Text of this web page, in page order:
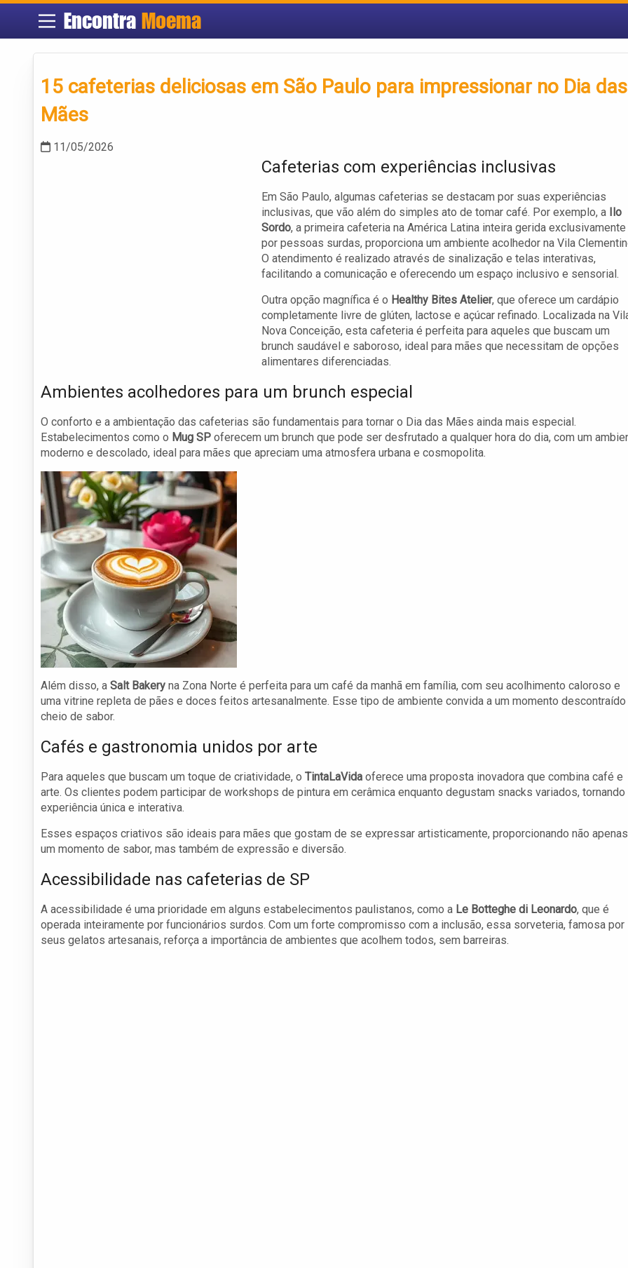
Encontra Moema
15 cafeterias deliciosas em São Paulo para impressionar no Dia das
Mães
11/05/2026
Cafeterias com experiências inclusivas
Em São Paulo, algumas cafeterias se destacam por suas experiências
inclusivas, que vão além do simples ato de tomar café. Por exemplo, a
Ilo
Sordo, a primeira cafeteria na América Latina inteira gerida exclusivamente
por pessoas surdas, proporciona um ambiente acolhedor na Vila
O atendimento é realizado através de sinalização e telas interativas,
facilitando a comunicação e oferecendo um espaço inclusivo e sensorial.
Outra opção magnífica é o Healthy Bites Atelier, que oferece um cardápio
completamente livre de glúten, lactose e açúcar refinado. Localizada na
Nova Conceição, esta cafeteria é perfeita para aqueles que buscam um
brunch saudável e saboroso, ideal para mães que necessitam de opções
alimentares diferenciadas.
Ambientes acolhedores para um brunch especial
O conforto e a ambientação das cafeterias são fundamentais para tornar o Dia das Mães ainda mais especial.
Estabelecimentos como o Mug SP oferecem um brunch que pode ser desfrutado a qualquer hora do dia, com um
moderno e descolado, ideal para mães que apreciam uma atmosfera urbana e cosmopolita.
Além disso, a Salt Bakery na Zona Norte é perfeita para um café da manhã em família, com seu acolhimento caloroso e
uma vitrine repleta de pães e doces feitos artesanalmente. Esse tipo de ambiente convida a um momento descontraído
cheio de sabor.
Cafés e gastronomia unidos por arte
Para aqueles que buscam um toque de criatividade, o TintaLaVida oferece uma proposta inovadora que combina café e
arte. Os clientes podem participar de workshops de pintura em cerâmica enquanto degustam snacks variados, tornando
experiência única e interativa.
Esses espaços criativos são ideais para mães que gostam de se expressar artisticamente, proporcionando não apenas
um momento de sabor, mas também de expressão e diversão.
Acessibilidade nas cafeterias de SP
A acessibilidade é uma prioridade em alguns estabelecimentos paulistanos, como a Le Botteghe di Leonardo, que é
operada inteiramente por funcionários surdos. Com um forte compromisso com a inclusão, essa sorveteria, famosa por
seus gelatos artesanais, reforça a importância de ambientes que acolhem todos, sem barreiras.